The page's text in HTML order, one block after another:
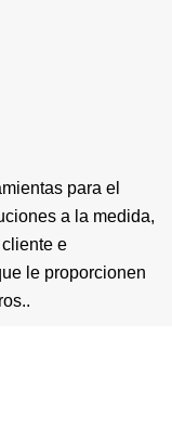
para el
a la medida,
e
le proporcionen